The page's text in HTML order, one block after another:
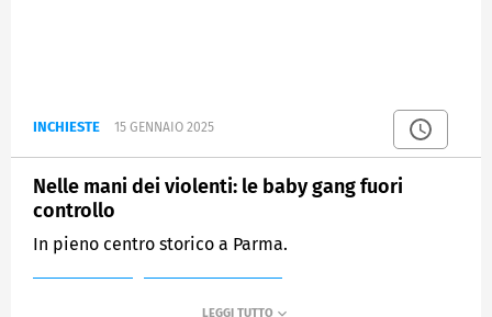
INCHIESTE 15 GENNAIO 2025
Nelle mani dei violenti: le baby gang fuori
controllo
In pieno centro storico a Parma.